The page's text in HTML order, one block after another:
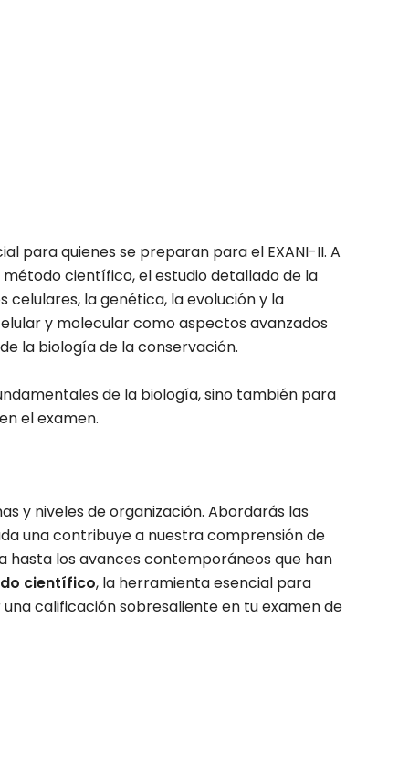
para quienes se preparan para el EXANI-II. A
científico, el estudio detallado de la
la genética, la evolución y la
y molecular como aspectos avanzados
la biología de la conservación.
de la biología, sino también para
el examen.
y niveles de organización. Abordarás las
una contribuye a nuestra comprensión de
hasta los avances contemporáneos que han
científico, la herramienta esencial para
calificación sobresaliente en tu examen de